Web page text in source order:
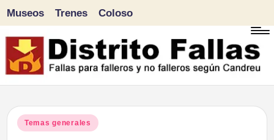
Saltar
al
Museos Trenes Coloso
Publicado
Temas generales